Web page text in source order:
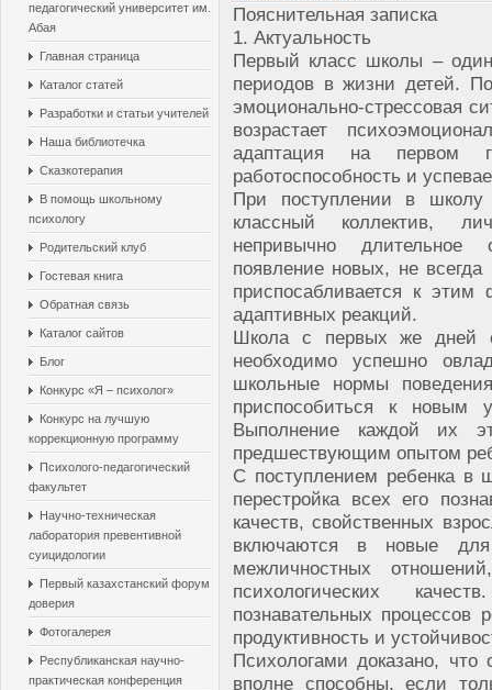
педагогический университет им.
Абая
Главная страница
Каталог статей
Разработки и статьи учителей
Наша библиотечка
Сказкотерапия
В помощь школьному
психологу
Родительский клуб
Гостевая книга
Обратная связь
Каталог сайтов
Блог
Конкурс «Я – психолог»
Конкурс на лучшую
коррекционную программу
Психолого-педагогический
факультет
Научно-техническая
лаборатория превентивной
суицидологии
Первый казахстанский форум
доверия
Фотогалерея
Республиканская научно-
практическая конференция
Пояснительная записка
1. Актуальность
Первый класс школы –
периодов в жизни детей.
эмоционально-стрессовая
возрастает
адаптация на первом
работоспособность и
При поступлении в школу
классный коллектив,
непривычно длительное
появление новых, не всегда
приспосабливается к
адаптивных реакций.
Школа с первых же дней
необходимо успешно
школьные нормы
приспособиться к новым
Выполнение каждой их
предшествующим опытом
С поступлением ребенка в
перестройка всех его
качеств, свойственных
включаются в новые
межличностных
психологических
познавательных процессов
продуктивность и
Психологами доказано,
вполне способны, если